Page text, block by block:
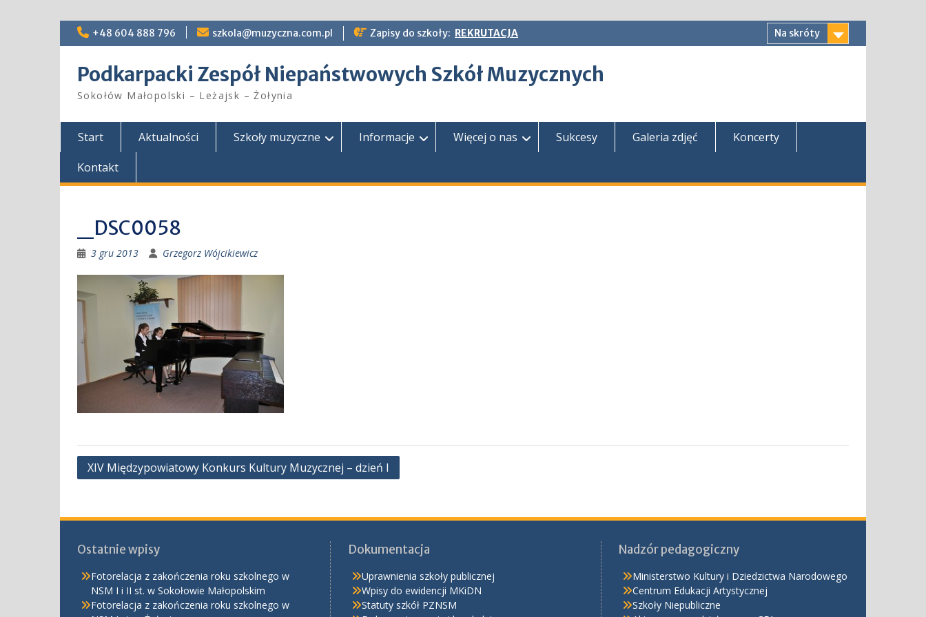
Skip
+48 604 888 796 szkola@muzyczna.com.pl Zapisy do szkoły: REKRUTACJA Na skróty
Podkarpacki Zespół Niepaństwowych Szkół Muzycznych
Sokołów Małopolski – Leżajsk – Żołynia
Start Aktualności Szkoły muzyczne Informacje Więcej o nas Sukcesy Galeria zdjęć
Koncerty
Kontakt
_DSC0058
3 gru 2013 Grzegorz Wójcikiewicz
Nawigacja
XIV Międzypowiatowy Konkurs Kultury Muzycznej – dzień I
Ostatnie wpisy
Fotorelacja z zakończenia roku szkolnego w
NSM I i II st. w Sokołowie Małopolskim
Fotorelacja z zakończenia roku szkolnego w
Dokumentacja
Uprawnienia szkoły publicznej
Wpisy do ewidencji MKiDN
Statuty szkół PZNSM
Nadzór pedagogiczny
Ministerstwo Kultury i Dziedzictwa Narodowego
Centrum Edukacji Artystycznej
Szkoły Niepubliczne